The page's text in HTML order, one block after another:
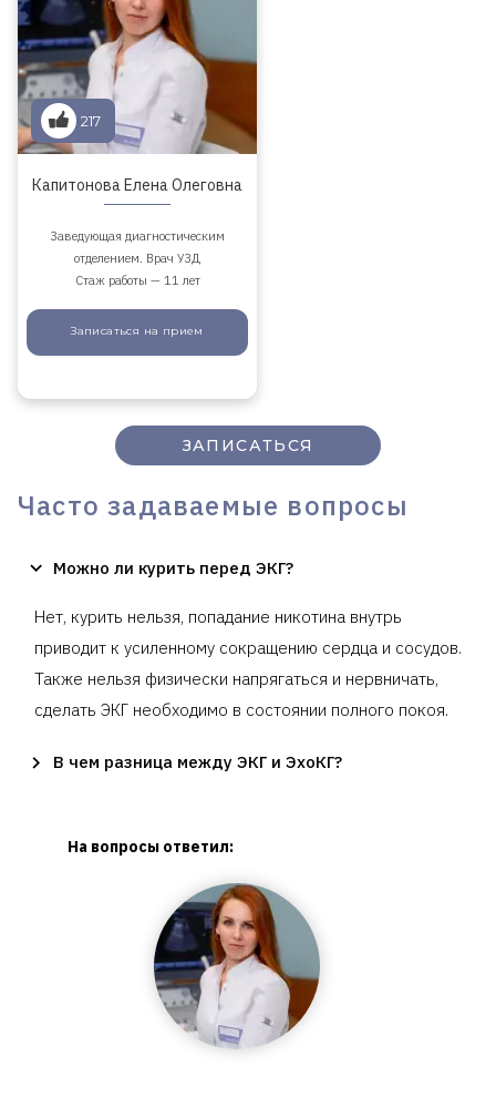
217
Капитонова Елена Олеговна
Заведующая диагностическим
отделением. Врач УЗД
Стаж работы — 11 лет
Записаться на прием
ЗАПИСАТЬСЯ
Часто задаваемые вопросы
Можно ли курить перед ЭКГ?
Нет, курить нельзя, попадание никотина внутрь
приводит к усиленному сокращению сердца и сосудов.
Также нельзя физически напрягаться и нервничать,
сделать ЭКГ необходимо в состоянии полного покоя.
В чем разница между ЭКГ и ЭхоКГ?
На вопросы ответил: